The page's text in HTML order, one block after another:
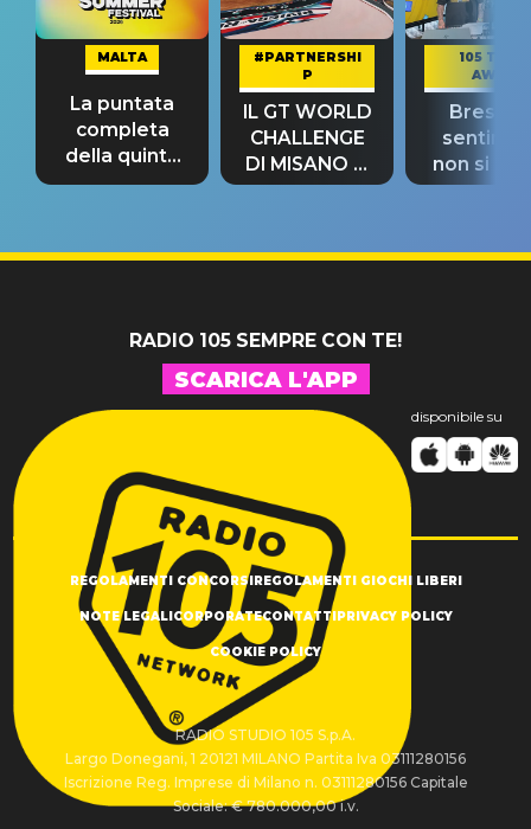
MALTA
La puntata
completa
della quinta
tappa
#PARTNERSHI
P
IL GT WORLD
CHALLENGE
DI MISANO si
riconferma
105 TAKE
AWAY
Bresh:
non si
fino alla
RADIO 105 SEMPRE CON TE!
SCARICA L'APP
disponibile su
REGOLAMENTI CONCORSIREGOLAMENTI GIOCHI LIBERI
NOTE LEGALICORPORATECONTATTIPRIVACY POLICY
COOKIE POLICY
RADIO STUDIO 105 S.p.A.
Largo Donegani, 1 20121 MILANO Partita Iva 03111280156
Iscrizione Reg. Imprese di Milano n. 03111280156 Capitale
Sociale: € 780.000,00 i.v.